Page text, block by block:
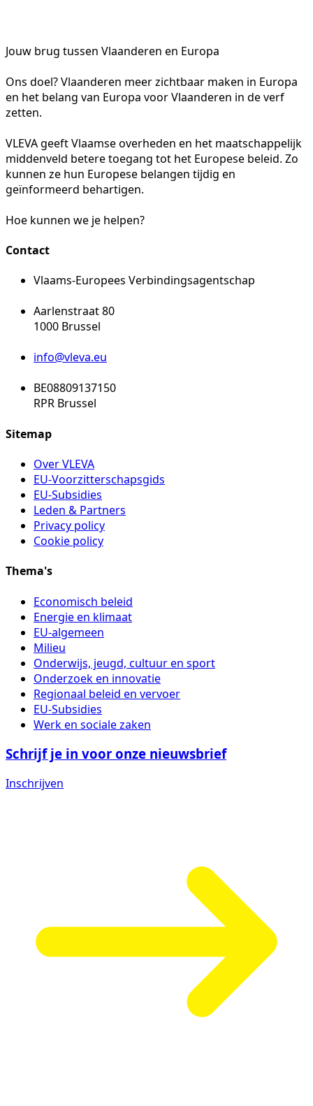
Jouw brug tussen Vlaanderen en Europa
Ons doel? Vlaanderen meer zichtbaar maken in Europa
en het belang van Europa voor Vlaanderen in de verf
zetten.
VLEVA geeft Vlaamse overheden en het maatschappelijk
middenveld betere toegang tot het Europese beleid. Zo
kunnen ze hun Europese belangen tijdig en
geïnformeerd behartigen.
Hoe kunnen we je helpen?
Contact
Vlaams-Europees Verbindingsagentschap
Aarlenstraat 80
1000 Brussel
info@vleva.eu
BE08809137150
RPR Brussel
Sitemap
Over VLEVA
EU-Voorzitterschapsgids
EU-Subsidies
Leden & Partners
Privacy policy
Cookie policy
Thema's
Economisch beleid
Energie en klimaat
EU-algemeen
Milieu
Onderwijs, jeugd, cultuur en sport
Onderzoek en innovatie
Regionaal beleid en vervoer
EU-Subsidies
Werk en sociale zaken
Schrijf je in voor onze nieuwsbrief
Inschrijven